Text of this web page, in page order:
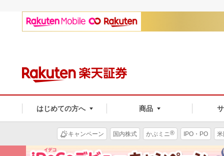
はじめての方へ 商品
キャンペーン 国内株式 かぶミニ® IPO・PO